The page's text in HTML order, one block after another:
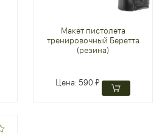
Макет пистолета
тренировочный Беретта
(резина)
Цена: 590 ₽